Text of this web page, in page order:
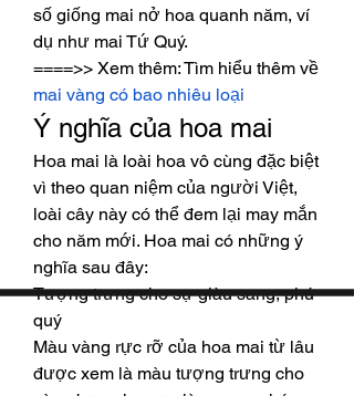
số giống mai nở hoa quanh năm, ví
dụ như mai Tứ Quý.
mai vàng có bao nhiêu loại
Ý nghĩa của hoa mai
Hoa mai là loài hoa vô cùng đặc biệt
vì theo quan niệm của người Việt,
loài cây này có thể đem lại may mắn
cho năm mới. Hoa mai có những ý
nghĩa sau đây:
Tượng trưng cho sự giàu sang, phú
quý
Màu vàng rực rỡ của hoa mai từ lâu
được xem là màu tượng trưng cho